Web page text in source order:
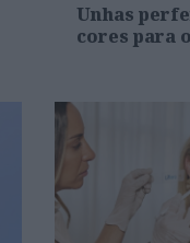
Unhas
cores para